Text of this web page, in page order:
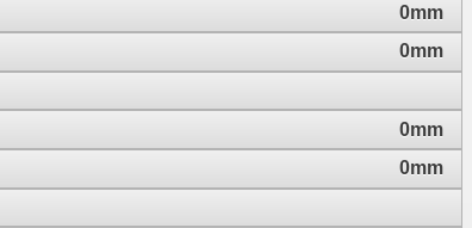
0mm
0mm
0mm
0mm